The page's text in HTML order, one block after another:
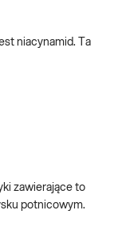
niacynamid. Ta
zawierające to
potnicowym.